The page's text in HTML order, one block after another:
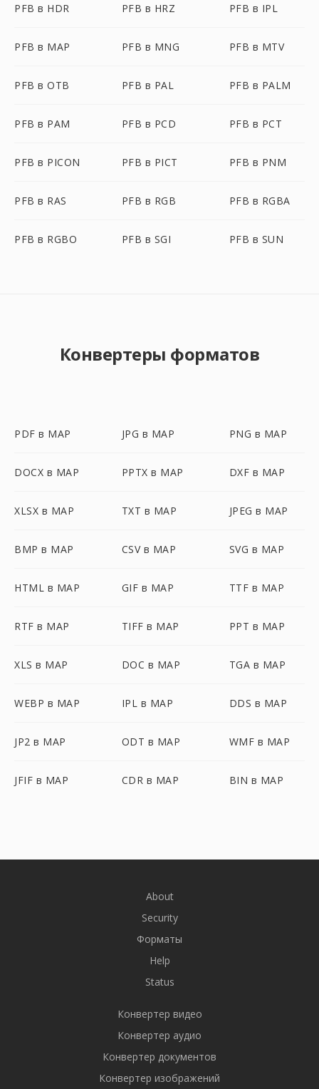
PFB в HDR PFB в HRZ PFB в IPL
PFB в MAP PFB в MNG PFB в MTV
PFB в OTB PFB в PAL PFB в PALM
PFB в PAM PFB в PCD PFB в PCT
PFB в PICON PFB в PICT PFB в PNM
PFB в RAS PFB в RGB PFB в RGBA
PFB в RGBO PFB в SGI PFB в SUN
Конвертеры форматов
PDF в MAP JPG в MAP PNG в MAP
DOCX в MAP PPTX в MAP DXF в MAP
XLSX в MAP TXT в MAP JPEG в MAP
BMP в MAP CSV в MAP SVG в MAP
HTML в MAP GIF в MAP TTF в MAP
RTF в MAP TIFF в MAP PPT в MAP
XLS в MAP DOC в MAP TGA в MAP
WEBP в MAP IPL в MAP DDS в MAP
JP2 в MAP ODT в MAP WMF в MAP
JFIF в MAP CDR в MAP BIN в MAP
About
Security
Форматы
Help
Status
Конвертер видео
Конвертер аудио
Конвертер документов
Конвертер изображений